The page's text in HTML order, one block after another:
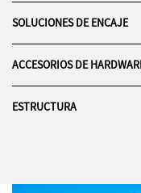
SOLUCIONES DE ENCAJE
ACCESORIOS DE
ESTRUCTURA